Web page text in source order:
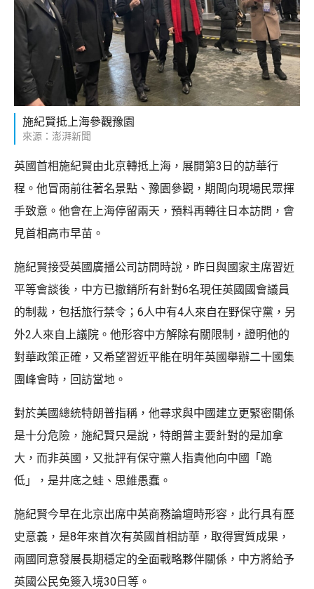
施紀賢抵上海參觀豫園
來源：澎湃新聞
英國首相施紀賢由北京轉抵上海，展開第3日的訪華行
程。他冒雨前往著名景點、豫園參觀，期間向現場民眾揮
手致意。他會在上海停留兩天，預料再轉往日本訪問，會
見首相高市早苗。
施紀賢接受英國廣播公司訪問時說，昨日與國家主席習近
平等會談後，中方已撤銷所有針對6名現任英國國會議員
的制裁，包括旅行禁令；6人中有4人來自在野保守黨，另
外2人來自上議院。他形容中方解除有關限制，證明他的
對華政策正確，又希望習近平能在明年英國舉辦二十國集
團峰會時，回訪當地。
對於美國總統特朗普指稱，他尋求與中國建立更緊密關係
是十分危險，施紀賢只是說，特朗普主要針對的是加拿
大，而非英國，又批評有保守黨人指責他向中國「跪
低」，是井底之蛙、思維愚蠢。
施紀賢今早在北京出席中英商務論壇時形容，此行具有歷
史意義，是8年來首次有英國首相訪華，取得實質成果，
兩國同意發展長期穩定的全面戰略夥伴關係，中方將給予
英國公民免簽入境30日等。